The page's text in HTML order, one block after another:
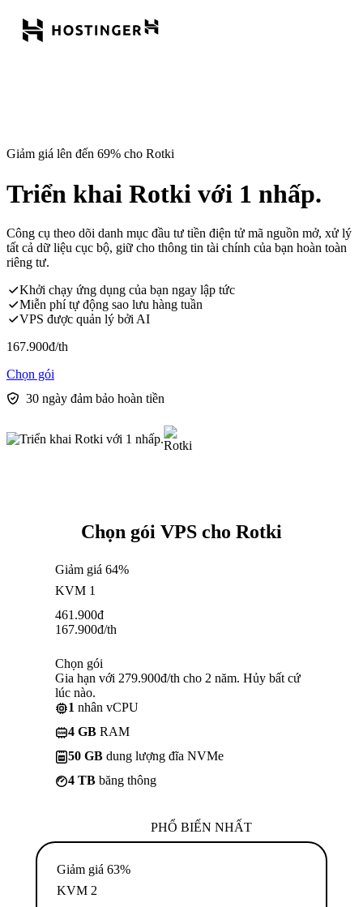
Giảm giá lên đến 69% cho Rotki
Triển khai Rotki với 1 nhấp.
Công cụ theo dõi danh mục đầu tư tiền điện tử mã nguồn mở, xử lý
tất cả dữ liệu cục bộ, giữ cho thông tin tài chính của bạn hoàn toàn
riêng tư.
Khởi chạy ứng dụng của bạn ngay lập tức
Miễn phí tự động sao lưu hàng tuần
VPS được quản lý bởi AI
167.900đ/th
Chọn gói
30 ngày đảm bảo hoàn tiền
Chọn gói VPS cho Rotki
Giảm giá 64%
KVM 1
461.900đ
167.900đ/th
Chọn gói
Gia hạn với 279.900đ/th cho 2 năm. Hủy bất cứ
lúc nào.
1 nhân vCPU
4 GB RAM
50 GB dung lượng đĩa NVMe
4 TB băng thông
PHỔ BIẾN NHẤT
Giảm giá 63%
KVM 2